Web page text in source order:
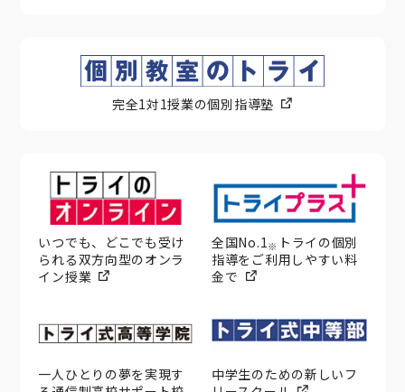
完全1対1授業の個別指導塾
いつでも、どこでも受け
られる双方向型のオンラ
イン授業
全国No.1※ トライの個別
指導をご利用しやすい料
金で
一人ひとりの夢を実現す
中学生のための新しいフ